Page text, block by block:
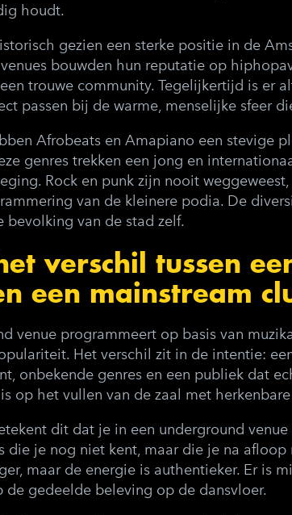
houdt.
gezien een sterke positie in de
bouwden hun reputatie op
trouwe community. Tegelijkertijd is er
passen bij de warme, menselijke sfeer
Afrobeats en Amapiano een stevige
genres trekken een jong en
Rock en punk zijn nooit
van de kleinere podia. De
bevolking van de stad zelf.
verschil tussen
een mainstream
venue programmeert op basis van
Het verschil zit in de intentie:
onbekende genres en een publiek dat
op het vullen van de zaal met
dit dat je in een underground venue
die je nog niet kent, maar die je na
maar de energie is authentieker. Er is
de gedeelde beleving op de dansvloer.